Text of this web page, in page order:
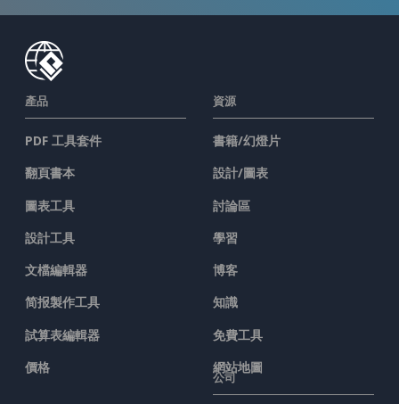
產品
PDF 工具套件
翻頁書本
圖表工具
設計工具
文檔編輯器
简报製作工具
試算表編輯器
價格
資源
書籍/幻燈片
設計/圖表
討論區
學習
博客
知識
免費工具
網站地圖
公司